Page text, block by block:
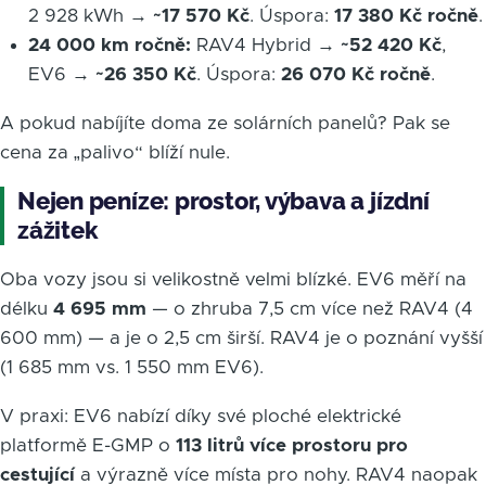
2 928 kWh → ~17 570 Kč. Úspora: 17 380 Kč ročně.
24 000 km ročně: RAV4 Hybrid → ~52 420 Kč,
EV6 → ~26 350 Kč. Úspora: 26 070 Kč ročně.
A pokud nabíjíte doma ze solárních panelů? Pak se
cena za „palivo“ blíží nule.
Nejen peníze: prostor, výbava a jízdní
zážitek
Oba vozy jsou si velikostně velmi blízké. EV6 měří na
délku 4 695 mm — o zhruba 7,5 cm více než RAV4 (4
600 mm) — a je o 2,5 cm širší. RAV4 je o poznání vyšší
(1 685 mm vs. 1 550 mm EV6).
V praxi: EV6 nabízí díky své ploché elektrické
platformě E-GMP o 113 litrů více prostoru pro
cestující a výrazně více místa pro nohy. RAV4 naopak